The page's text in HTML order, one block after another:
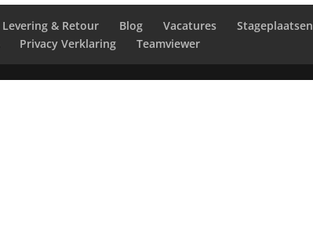
Levering & Retour Blog Vacatures Stageplaatsen
Privacy Verklaring Teamviewer